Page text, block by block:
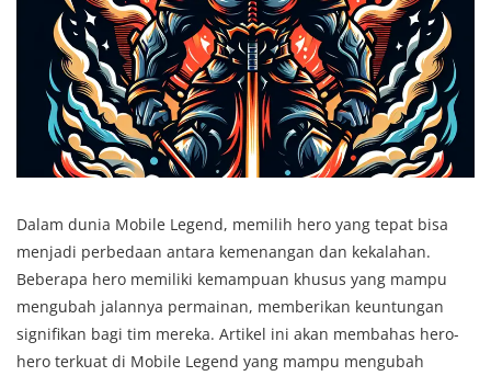
Dalam dunia Mobile Legend, memilih hero yang tepat bisa
menjadi perbedaan antara kemenangan dan kekalahan.
Beberapa hero memiliki kemampuan khusus yang mampu
mengubah jalannya permainan, memberikan keuntungan
signifikan bagi tim mereka. Artikel ini akan membahas hero-
hero terkuat di Mobile Legend yang mampu mengubah